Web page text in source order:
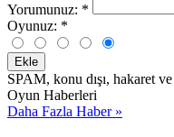
Yorumunuz: *
Oyunuz: *
Ekle
SPAM, konu dışı, hakaret
Oyun Haberleri
Daha Fazla Haber »